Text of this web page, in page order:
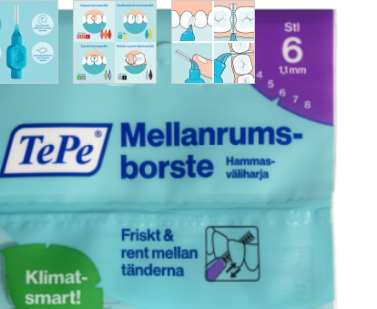
View larger imageView larger imageView larger image